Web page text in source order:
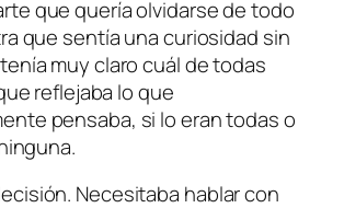
que quería olvidarse de todo
que sentía una curiosidad sin
muy claro cuál de todas
reflejaba lo que
pensaba, si lo eran todas o
Necesitaba hablar con